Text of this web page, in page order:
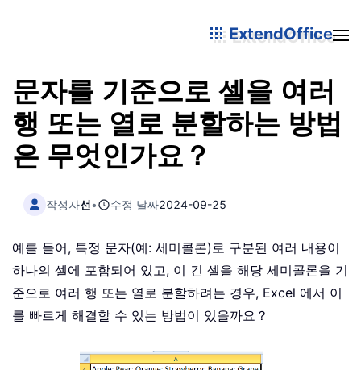
ExtendOffice
문자를 기준으로 셀을 여러
행 또는 열로 분할하는 방법
은 무엇인가요？
작성자선• 수정 날짜2024-09-25
예를 들어, 특정 문자(예: 세미콜론)로 구분된 여러 내용이
하나의 셀에 포함되어 있고, 이 긴 셀을 해당 세미콜론을 기
준으로 여러 행 또는 열로 분할하려는 경우, Excel 에서 이
를 빠르게 해결할 수 있는 방법이 있을까요？